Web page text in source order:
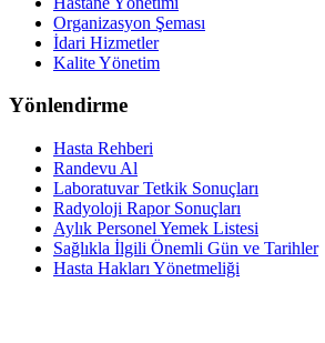
Organizasyon Şeması
İdari Hizmetler
Kalite Yönetim
Yönlendirme
Hasta Rehberi
Randevu Al
Laboratuvar Tetkik Sonuçları
Radyoloji Rapor Sonuçları
Aylık Personel Yemek Listesi
Sağlıkla İlgili Önemli Gün ve Tarihler
Hasta Hakları Yönetmeliği